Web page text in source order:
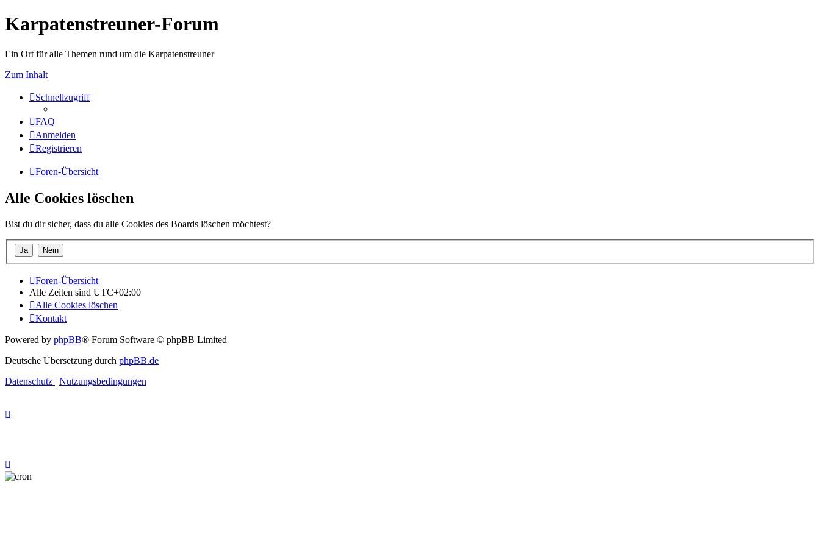
Karpatenstreuner-Forum
Ein Ort für alle Themen rund um die Karpatenstreuner
Zum Inhalt
Schnellzugriff
FAQ
Anmelden
Registrieren
Foren-Übersicht
Alle Cookies löschen
Bist du dir sicher, dass du alle Cookies des Boards löschen möchtest?
Foren-Übersicht
Alle Zeiten sind UTC+02:00
Alle Cookies löschen
Kontakt
Powered by phpBB® Forum Software © phpBB Limited
Deutsche Übersetzung durch phpBB.de
Datenschutz | Nutzungsbedingungen